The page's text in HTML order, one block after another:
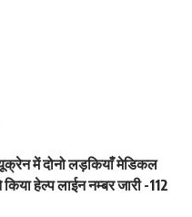
में दोनो लड़कियाँ मेडिकल
हेल्प लाईन नम्बर जारी -112